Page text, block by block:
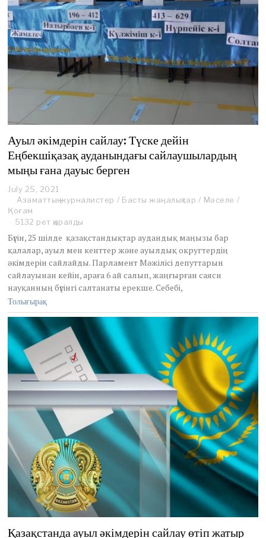
Ауыл әкімдерін сайлау: Түске дейін
Еңбекшіқазақ ауданындағы сайлаушылардың
мыңы ғана дауыс берген
July 25, 2021
u
y
5
,
2
0
2
Азаматтық журналистер / Басты жаңалықтар / Мәселе /
Қоғам
5132 рет қаралды
Бүгін, 25 шілде қазақстандықтар аудандық маңызы бар
қалалар, ауыл мен кенттер және ауылдық округтердің
әкімдерін сайлайды. Парламент Мәжілісі депуттарын
сайлауынан кейін, араға 6 ай салып, жаңғырған саяси
науқанның бүгінгі салтанаты ерекше. Себебі,
Толығырақ
Қазақстанда ауыл әкімдерін сайлау өтіп жатыр